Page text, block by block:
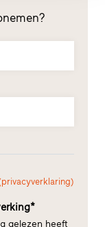
gelezen heeft